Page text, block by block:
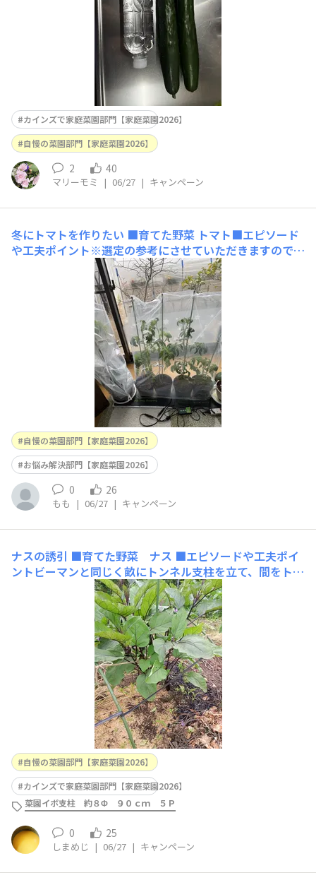
カインズで家庭菜園部門【家庭菜園2026】
自慢の菜園部門【家庭菜園2026】
2 40
マリーモミ | 06/27 | キャンペーン
冬にトマトを作りたい ■育てた野菜 トマト■エピソード
や工夫ポイント※選定の参考にさせていただきますので必
ずご入力ください昨年の冬にトマトが値上がりし1玉200
円以上になり食卓から遠ざかったので、冬のトマト作りに
チャレンジしてみました。昨年11月に室内で加温マット
を25℃に設定して種を蒔き、今年2月上旬の様子(
自慢の菜園部門【家庭菜園2026】
お悩み解決部門【家庭菜園2026】
0 26
もも | 06/27 | キャンペーン
ナスの誘引 ■育てた野菜 ナス ■エピソードや工夫ポイ
ントビーマンと同じく畝にトンネル支柱を立て、間をトン
ネルバンドで結んで、伸びた枝をそこに固定しています。
ヒカリが良く当たるように中心を広げ気味にして最初に固
定すると葉がぐんぐん伸びます。根元は雑草よけに、去年
の秋に貰ってきた籾殻を敷き詰めてあります
自慢の菜園部門【家庭菜園2026】
カインズで家庭菜園部門【家庭菜園2026】
菜園イボ支柱 約８Φ ９０ｃｍ ５Ｐ
0 25
しまめじ | 06/27 | キャンペーン